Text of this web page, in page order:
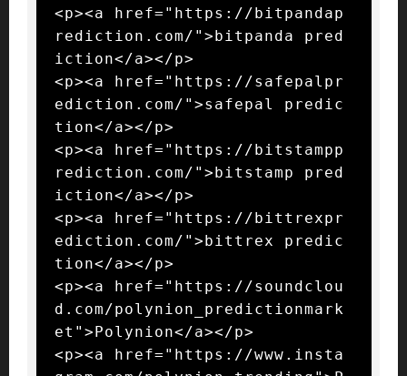
<p><a href="https://bitpandap
rediction.com/">bitpanda pred
iction</a></p>
<p><a href="https://safepalpr
ediction.com/">safepal predic
tion</a></p>
<p><a href="https://bitstampp
rediction.com/">bitstamp pred
iction</a></p>
<p><a href="https://bittrexpr
ediction.com/">bittrex predic
tion</a></p>
<p><a href="https://soundclou
d.com/polynion_predictionmark
et">Polynion</a></p>
<p><a href="https://www.insta